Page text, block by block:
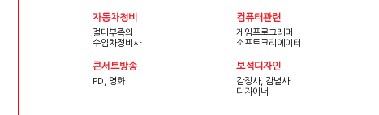
자동차정비
절대부족의
수입차정비사
컴퓨터관련
게임프로그래머
소프트크리에이터
콘서트방송
PD, 영화
보석디자인
감정사, 감별사
디자이너